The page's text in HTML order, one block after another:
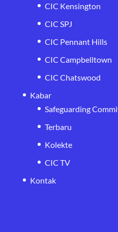
CIC Kensington
CIC SPJ
CIC Pennant Hills
CIC Campbelltown
CIC Chatswood
Kabar
Safeguarding
Terbaru
Kolekte
CIC TV
Kontak